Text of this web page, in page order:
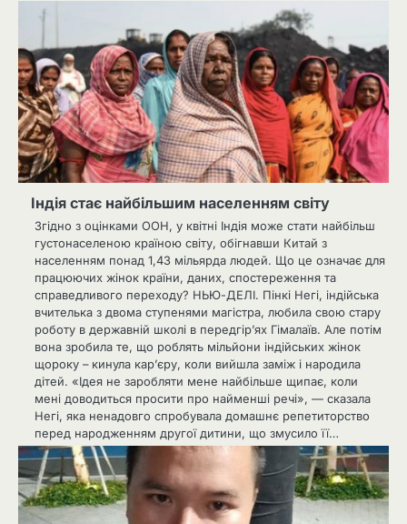
Індія стає найбільшим населенням світу
Згідно з оцінками ООН, у квітні Індія може стати найбільш
густонаселеною країною світу, обігнавши Китай з
населенням понад 1,43 мільярда людей. Що це означає для
працюючих жінок країни, даних, спостереження та
справедливого переходу? НЬЮ-ДЕЛІ. Пінкі Негі, індійська
вчителька з двома ступенями магістра, любила свою стару
роботу в державній школі в передгір’ях Гімалаїв. Але потім
вона зробила те, що роблять мільйони індійських жінок
щороку – кинула кар’єру, коли вийшла заміж і народила
дітей. «Ідея не заробляти мене найбільше щипає, коли
мені доводиться просити про найменші речі», — сказала
Негі, яка ненадовго спробувала домашнє репетиторство
перед народженням другої дитини, що змусило її…